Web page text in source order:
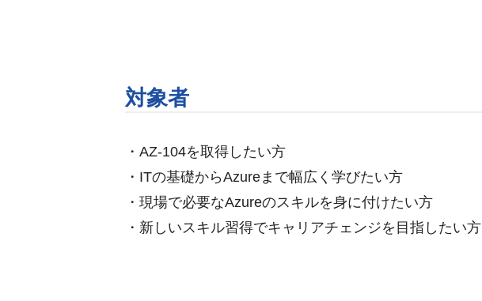
対象者
・AZ-104を取得したい方
・ITの基礎からAzureまで幅広く学びたい方
・現場で必要なAzureのスキルを身に付けたい方
・新しいスキル習得でキャリアチェンジを目指したい方